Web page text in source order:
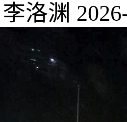
李洛渊